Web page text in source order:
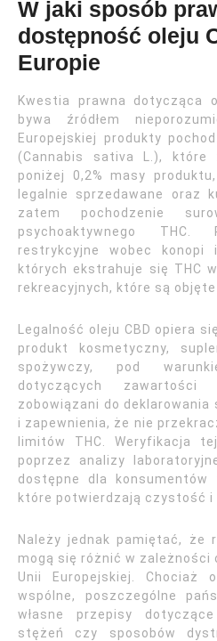
W jaki sposób
dostępność oleju
Europie
Kwestia prawna dotycząca
bywa źródłem
Europejskiej produkty
(Cannabis sativa L.), które
poniżej 0,2% masy
legalnie sprzedawane oraz
zatem pochodzenie
psychoaktywnego
restrykcyjne wobec konopi
których ekstrahuje się THC
rekreacyjnych, które są objęte
Legalność oleju CBD opiera
produkt kosmetyczny,
spożywczy, pod
dotyczących zawartości
zobowiązani do deklarowania
i zapewnienia, że nie
limitów THC. Weryfikacja
poprzez analizy
dostępne dla
które potwierdzają czystość i
Należy jednak pamiętać, że
mogą się różnić w zależności
Unii Europejskiej. Chociaż
wspólne, poszczególne
własne przepisy
stężeń czy sposobów